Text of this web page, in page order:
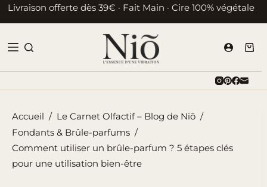
Passer
au
Livraison offerte dès 39€ · Fait Main · Cire 100% végétale
Accueil / Le Carnet Olfactif – Blog de Niõ /
Fondants & Brûle-parfums /
Comment utiliser un brûle-parfum ? 5 étapes clés
pour une utilisation bien-être